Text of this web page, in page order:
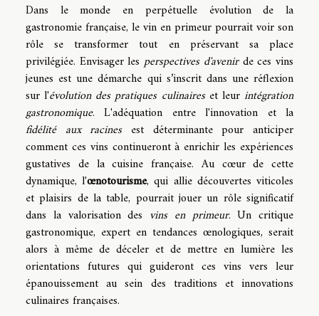
Dans le monde en perpétuelle évolution de la
gastronomie française, le vin en primeur pourrait voir son
rôle se transformer tout en préservant sa place
privilégiée. Envisager lesperspectives d'avenirde ces vins
jeunes est une démarche qui s’inscrit dans une réflexion
sur l'évolution des pratiques culinaireset leurintégration
gastronomique. L'adéquation entre l'innovation et la
fidélité aux racinesest déterminante pour anticiper
comment ces vins continueront à enrichir les expériences
gustatives de la cuisine française. Au cœur de cette
dynamique, l'œnotourisme, qui allie découvertes viticoles
et plaisirs de la table, pourrait jouer un rôle significatif
dans la valorisation des vins en primeur. Un critique
gastronomique, expert en tendances œnologiques, serait
alors à même de déceler et de mettre en lumière les
orientations futures qui guideront ces vins vers leur
épanouissement au sein des traditions et innovations
culinaires françaises.